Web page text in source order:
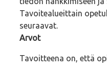
Tavoitealueittain
seuraavat.
Arvot
Tavoitteena on, että